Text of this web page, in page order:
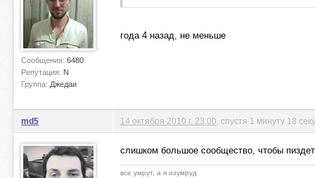
Сообщения: 6480
Репутация: N
Группа: Джедаи
года 4 назад, не меньше
md5 14 октября 2010 г. 23:00 , спустя 1 минуту 18
слишком большое сообщество, чтобы
все умрут, а я изумруд